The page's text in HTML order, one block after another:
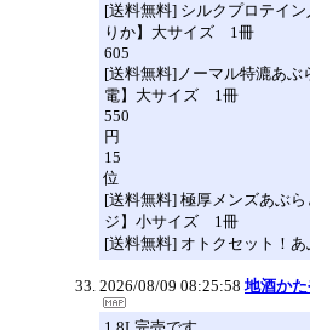
[送料無料] シルクプロテイ
りか】大サイズ 1冊
605
[送料無料]ノーマル特漉あぶ
電】大サイズ 1冊
550
円
15
位
[送料無料] 極厚メンズあぶ
ジ】小サイズ 1冊
[送料無料] オトクセット！あ
2026/08/09 08:25:58 地酒か